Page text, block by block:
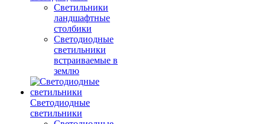
Светильники
ландшафтные
столбики
Светодиодные
светильники
встраиваемые в
землю
Светодиодные
светильники